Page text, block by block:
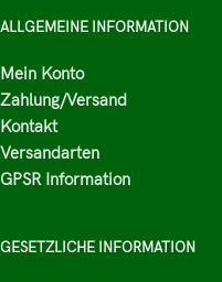
ALLGEMEINE INFORMATION
Mein Konto
Zahlung/Versand
Kontakt
Versandarten
GPSR Information
GESETZLICHE INFORMATION